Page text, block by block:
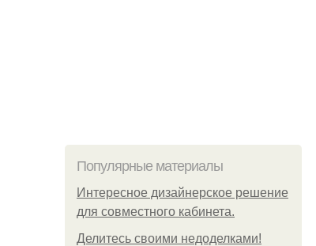
Популярные материалы
Интересное дизайнерское решение
для совместного кабинета.
Делитесь своими недоделками!